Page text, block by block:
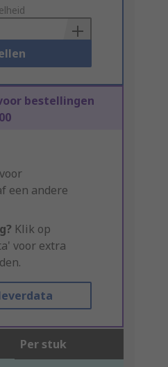
bestellingen
een andere
Klik op
voor extra
Per stuk